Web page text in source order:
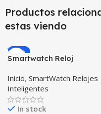
Productos
estas viendo
-59%
Smartwatch Reloj
GPS Ubicar Niños SOS
Inicio, SmartWatch Relojes
Inteligentes
In stock